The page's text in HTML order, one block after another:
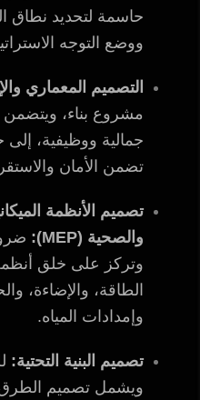
حاسمة لتحديد نطاق
ووضع التوجه
التصميم المعماري
مشروع بناء،
جمالية ووظيفية، إلى
تضمن الأمان
تصميم الأنظمة
والصحية (MEP):
وتركز على خلق
الطاقة، والإضاءة،
وإمدادات المياه.
تصميم البنية التحتية:
ويشمل تصميم